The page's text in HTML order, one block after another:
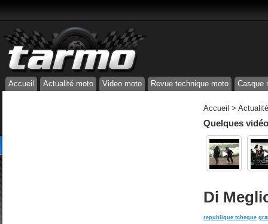
Accueil Actualité moto Video moto Revue technique moto Casque
Accueil >
Quelques
Di
republique tcheque